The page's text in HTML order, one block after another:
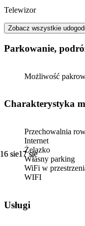
16 sie17 sie
16 sie17 sie
Telewizor
Zobacz wszystkie
Parkowanie,
Możliwość
Charakterystyka
Przechowalnia
Internet
Żelazko
Własny parking
WiFi w
WIFI
Usługi